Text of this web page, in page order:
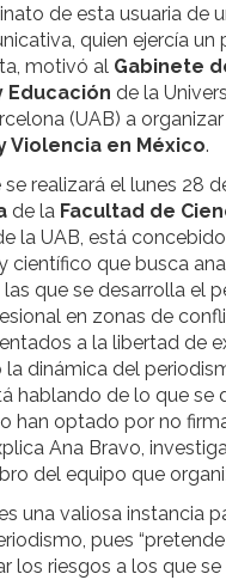
de esta usuaria de
quien ejercía un
motivó al Gabinete
Educación de la
(UAB) a
Violencia en México.
se realizará el lunes 28
de la Facultad de
la UAB, está
científico que busca
que se desarrolla el
en zonas de
a la libertad de
dinámica del
hablando de lo que se
han optado por no
Ana Bravo,
del equipo que
una valiosa instancia
pues
los riesgos a los que